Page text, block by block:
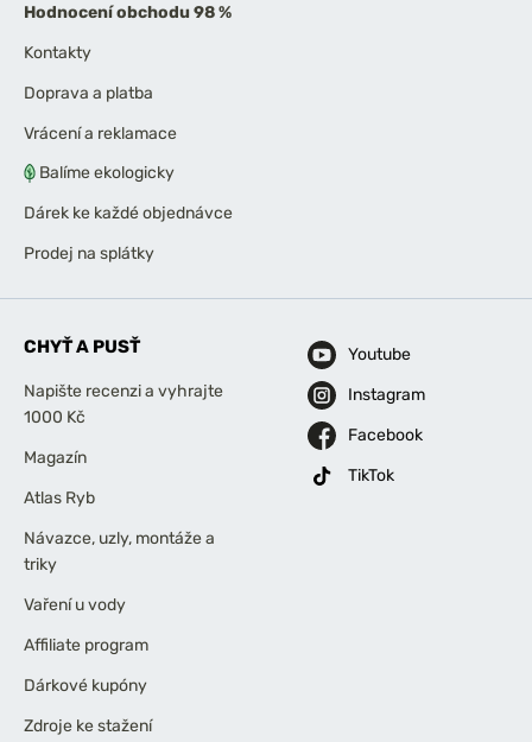
Hodnocení obchodu 98 %
Kontakty
Doprava a platba
Vrácení a reklamace
Balíme ekologicky
Dárek ke každé objednávce
Prodej na splátky
CHYŤ A PUSŤ
Napište recenzi a vyhrajte
1000 Kč
Magazín
Atlas Ryb
Návazce, uzly, montáže a
triky
Vaření u vody
Affiliate program
Dárkové kupóny
Zdroje ke stažení
Youtube
Instagram
Facebook
TikTok